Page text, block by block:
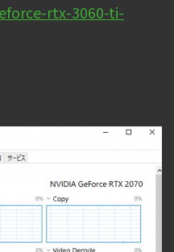
rtx-3060-ti-